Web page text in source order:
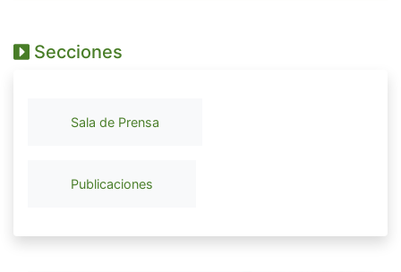
Secciones
Sala de Prensa
Publicaciones